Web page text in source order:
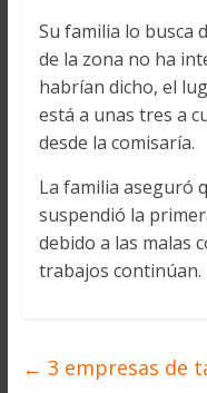
Su familia lo busca
de la zona no ha
habrían dicho, el
está a unas tres a
desde la comisaría.
La familia aseguró
suspendió la
debido a las malas
trabajos continúan.
← 3 empresas de